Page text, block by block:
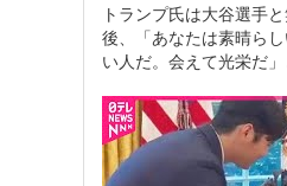
トランプ氏は大谷選手
後、「あなたは素晴ら
い人だ。会えて光栄だ」